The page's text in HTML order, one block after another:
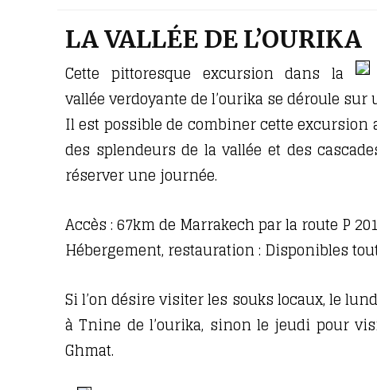
LA VALLÉE DE L’OURIKA
Cette pittoresque excursion dans la
vallée verdoyante de l’ourika se déroule
Il est possible de combiner cette
des splendeurs de la vallée et des
réserver une journée.
Accès : 67km de Marrakech par la route P
Hébergement, restauration : Disponibles
Si l’on désire visiter les souks locaux, le
à Tnine de l’ourika, sinon le jeudi pour
Ghmat.